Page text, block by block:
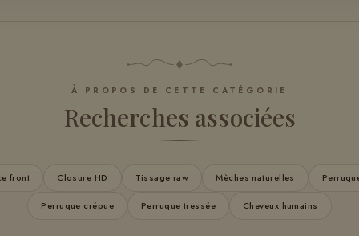
À PROPOS DE CETTE CATÉGORIE
Recherches associées
front Closure HD Tissage raw Mèches naturelles
Perruque crépue Perruque tressée Cheveux humains